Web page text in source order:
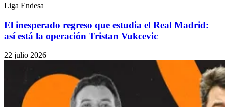
Liga Endesa
El inesperado regreso que estudia el Real Madrid:
así está la operación Tristan Vukcevic
22 julio 2026